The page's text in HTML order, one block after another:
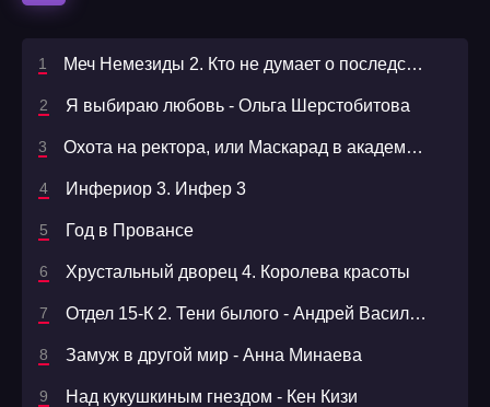
Меч Немезиды 2. Кто не думает о последствиях - Данил Корецкий
Я выбираю любовь - Ольга Шерстобитова
Охота на ректора, или Маскарад в академии зельеварения
Инфериор 3. Инфер 3
Год в Провансе
Хрустальный дворец 4. Королева красоты
Отдел 15-К 2. Тени былого - Андрей Васильев
Замуж в другой мир - Анна Минаева
Над кукушкиным гнездом - Кен Кизи